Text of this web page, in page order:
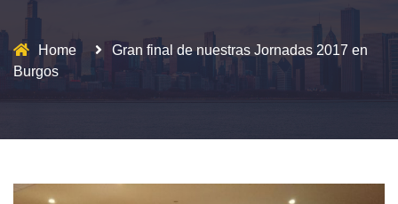
Home
Gran final de nuestras Jornadas 2017 en
Burgos